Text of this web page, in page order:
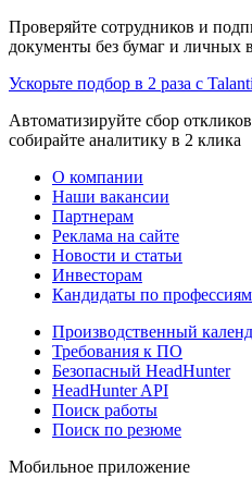
Проверяйте сотрудников и
документы без бумаг и личных
Ускорьте подбор в 2 раза с
Автоматизируйте сбор
собирайте аналитику в 2 клика
О компании
Наши вакансии
Партнерам
Реклама на сайте
Новости и статьи
Инвесторам
Кандидаты по профессиям
Производственный
Требования к ПО
Безопасный HeadHunter
HeadHunter API
Поиск работы
Поиск по резюме
Мобильное приложение